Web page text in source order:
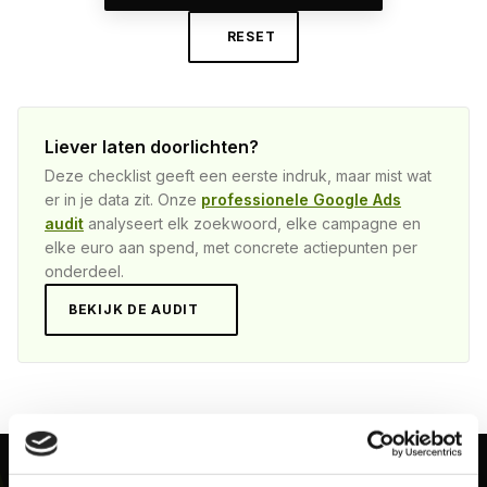
RESET
Liever laten doorlichten?
Deze checklist geeft een eerste indruk, maar mist wat
er in je data zit. Onze professionele Google Ads
audit analyseert elk zoekwoord, elke campagne en
elke euro aan spend, met concrete actiepunten per
onderdeel.
BEKIJK DE AUDIT